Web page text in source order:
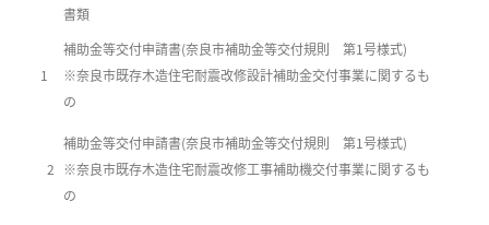
書類
1
補助金等交付申請書(奈良市補助金等交付規則 第1号様式)
※奈良市既存木造住宅耐震改修設計補助金交付事業に関するも
の
2
補助金等交付申請書(奈良市補助金等交付規則 第1号様式)
※奈良市既存木造住宅耐震改修工事補助機交付事業に関するも
の